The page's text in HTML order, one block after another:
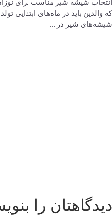
انتخاب شیشه شیر مناسب برای
که والدین باید در ماه‌های ابتدایی
شیشه‌های شیر در ...
دیدگاهتان را